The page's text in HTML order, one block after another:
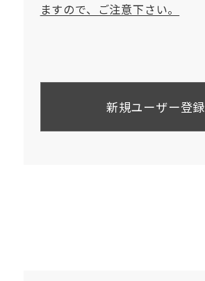
ますので、ご注意下さい。
新規ユーザー登録